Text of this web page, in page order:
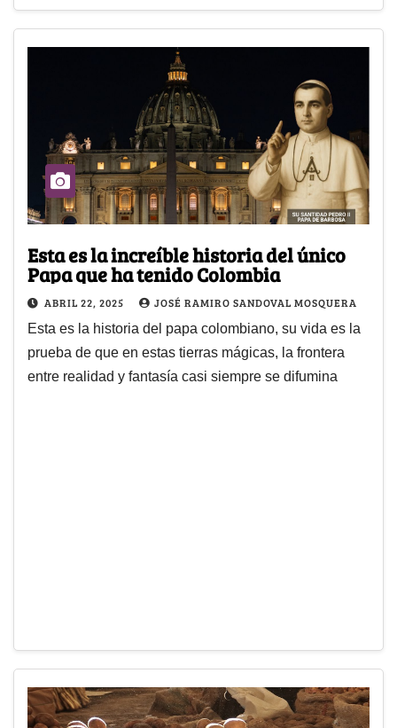
Esta es la increíble historia del único
Papa que ha tenido Colombia
ABRIL 22, 2025 JOSÉ RAMIRO SANDOVAL MOSQUERA
Esta es la historia del papa colombiano, su vida es la
prueba de que en estas tierras mágicas, la frontera
entre realidad y fantasía casi siempre se difumina